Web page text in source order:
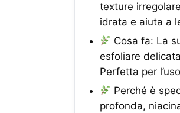
texture
idrata e aiuta a
Cosa fa: La
esfoliare
Perfetta per
Perché è
profonda,